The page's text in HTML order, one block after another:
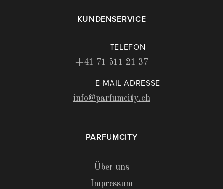
KUNDENSERVICE
TELEFON
+41 71 511 21 37
E-MAIL ADRESSE
info@parfumcity.ch
PARFUMCITY
Über uns
Impressum